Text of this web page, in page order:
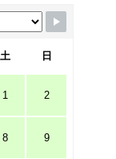
土 日
1 2
8 9